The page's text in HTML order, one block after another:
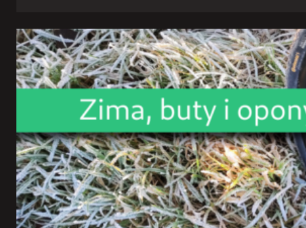
polowanie!